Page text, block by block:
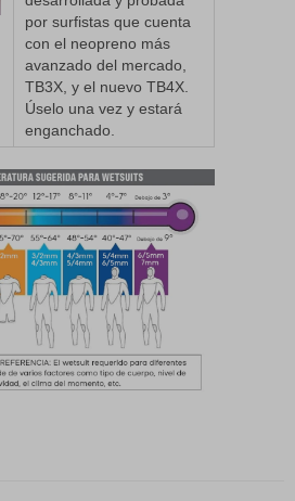
por surfistas que cuenta
con el neopreno más
avanzado del mercado,
TB3X, y el nuevo TB4X.
Úselo una vez y estará
enganchado.